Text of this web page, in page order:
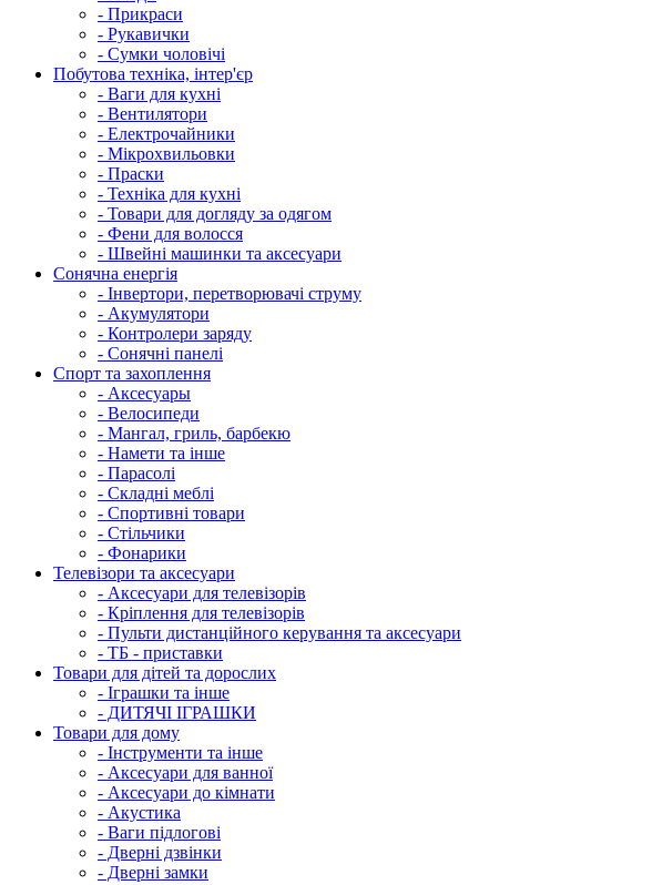
- Прикраси
- Рукавички
- Сумки чоловічі
Побутова техніка, інтер'єр
- Ваги для кухні
- Вентилятори
- Електрочайники
- Мікрохвильовки
- Праски
- Техніка для кухні
- Товари для догляду за одягом
- Фени для волосся
- Швейні машинки та аксесуари
Сонячна енергія
- Інвертори, перетворювачі струму
- Акумулятори
- Контролери заряду
- Сонячні панелі
Спорт та захоплення
- Аксесуары
- Велосипеди
- Мангал, гриль, барбекю
- Намети та інше
- Парасолі
- Складні меблі
- Спортивні товари
- Стільчики
- Фонарики
Телевізори та аксесуари
- Аксесуари для телевізорів
- Кріплення для телевізорів
- Пульти дистанційного керування та аксесуари
- ТБ - приставки
Товари для дітей та дорослих
- Іграшки та інше
- ДИТЯЧІ ІГРАШКИ
Товари для дому
- Інструменти та інше
- Аксесуари для ванної
- Аксесуари до кімнати
- Акустика
- Ваги підлогові
- Дверні дзвінки
- Дверні замки